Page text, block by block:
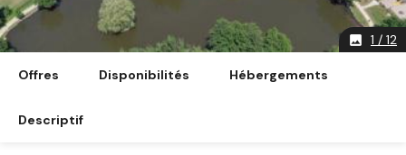
image 1 / 12
Offres Disponibilités Hébergements
Descriptif